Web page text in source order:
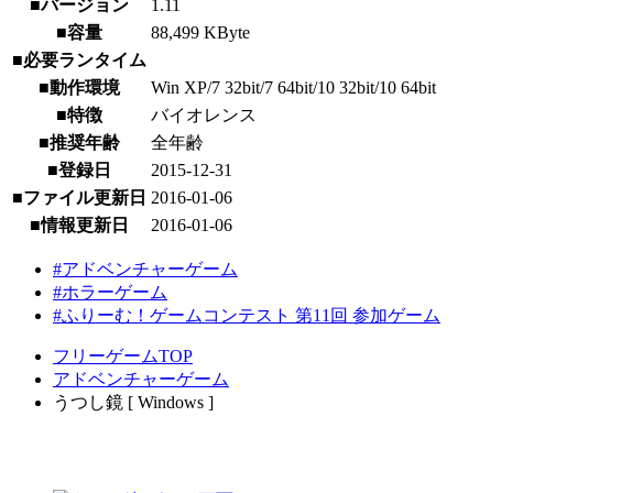
■バージョン
1.11
■容量
88,499 KByte
■必要ランタイム
■動作環境
Win XP/7 32bit/7 64bit/10 32bit/10 64bit
■特徴
バイオレンス
■推奨年齢
全年齢
■登録日
2015-12-31
■ファイル更新日 2016-01-06
■情報更新日
2016-01-06
#アドベンチャーゲーム
#ホラーゲーム
#ふりーむ！ゲームコンテスト 第11回 参加ゲーム
フリーゲームTOP
アドベンチャーゲーム
うつし鏡 [ Windows ]